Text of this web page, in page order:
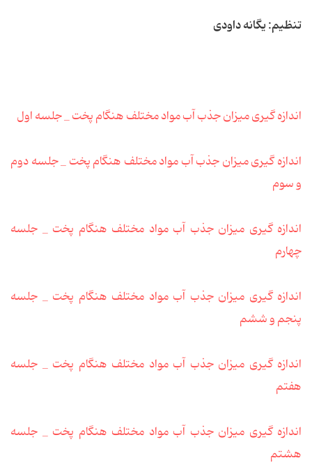
تنظیم: یگانه داودی
اندازه گیری میزان جذب آب مواد مختلف هنگام پخت _ جلسه اول
اندازه گیری میزان جذب آب مواد مختلف هنگام پخت _ جلسه دوم
و سوم
اندازه گیری میزان جذب آب مواد مختلف هنگام پخت _ جلسه
چهارم
اندازه گیری میزان جذب آب مواد مختلف هنگام پخت _ جلسه
پنجم و ششم
اندازه گیری میزان جذب آب مواد مختلف هنگام پخت _ جلسه
هفتم
اندازه گیری میزان جذب آب مواد مختلف هنگام پخت _ جلسه
هشتم